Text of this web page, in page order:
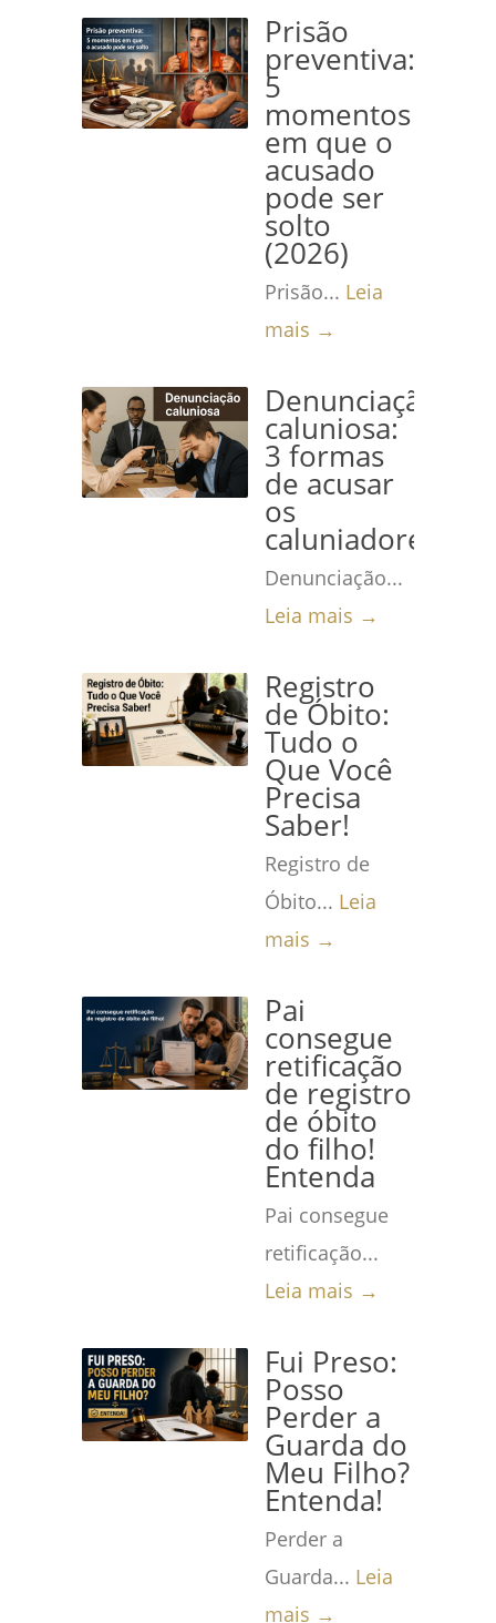
Prisão
preventiva:
5
momentos
em que o
acusado
pode ser
solto
(2026)
Prisão... Leia
mais →
Denunciação
caluniosa:
3 formas
de acusar
os
caluniadores
Denunciação...
Leia mais →
Registro
de Óbito:
Tudo o
Que Você
Precisa
Saber!
Registro de
Óbito... Leia
mais →
Pai
consegue
retificação
de registro
de óbito
do filho!
Entenda
Pai consegue
retificação...
Leia mais →
Fui Preso:
Posso
Perder a
Guarda do
Meu Filho?
Entenda!
Perder a
Guarda... Leia
mais →